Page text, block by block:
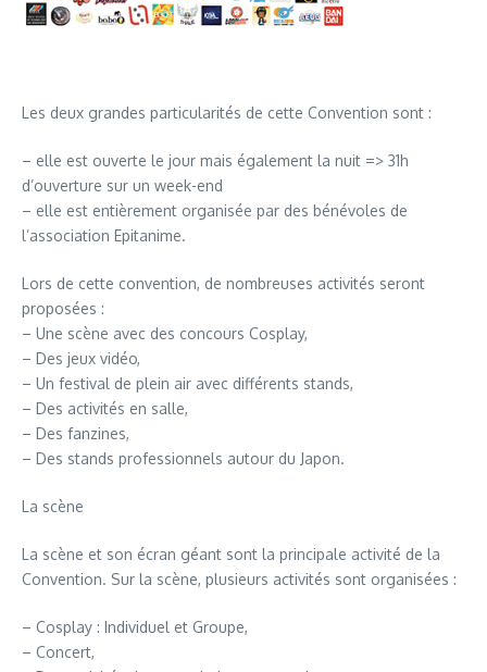
Les deux grandes particularités de cette Convention sont :
– elle est ouverte le jour mais également la nuit => 31h
d’ouverture sur un week-end
– elle est entièrement organisée par des bénévoles de
l’association Epitanime.
Lors de cette convention, de nombreuses activités seront
proposées :
– Une scène avec des concours Cosplay,
– Des jeux vidéo,
– Un festival de plein air avec différents stands,
– Des activités en salle,
– Des fanzines,
– Des stands professionnels autour du Japon.
La scène
La scène et son écran géant sont la principale activité de la
Convention. Sur la scène, plusieurs activités sont organisées :
– Cosplay : Individuel et Groupe,
– Concert,